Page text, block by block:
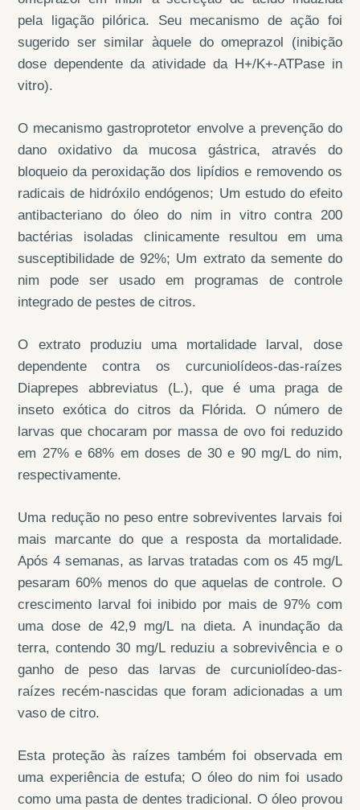
pela ligação pilórica. Seu mecanismo de ação foi
sugerido ser similar àquele do omeprazol (inibição
dose dependente da atividade da H+/K+-ATPase in
vitro).
O mecanismo gastroprotetor envolve a prevenção do
dano oxidativo da mucosa gástrica, através do
bloqueio da peroxidação dos lipídios e removendo os
radicais de hidróxilo endógenos; Um estudo do efeito
antibacteriano do óleo do nim in vitro contra 200
bactérias isoladas clinicamente resultou em uma
susceptibilidade de 92%; Um extrato da semente do
nim pode ser usado em programas de controle
integrado de pestes de citros.
O extrato produziu uma mortalidade larval, dose
dependente contra os curcuniolídeos-das-raízes
Diaprepes abbreviatus (L.), que é uma praga de
inseto exótica do citros da Flórida. O número de
larvas que chocaram por massa de ovo foi reduzido
em 27% e 68% em doses de 30 e 90 mg/L do nim,
respectivamente.
Uma redução no peso entre sobreviventes larvais foi
mais marcante do que a resposta da mortalidade.
Após 4 semanas, as larvas tratadas com os 45 mg/L
pesaram 60% menos do que aquelas de controle. O
crescimento larval foi inibido por mais de 97% com
uma dose de 42,9 mg/L na dieta. A inundação da
terra, contendo 30 mg/L reduziu a sobrevivência e o
ganho de peso das larvas de curcuniolídeo-das-
raízes recém-nascidas que foram adicionadas a um
vaso de citro.
Esta proteção às raízes também foi observada em
uma experiência de estufa; O óleo do nim foi usado
como uma pasta de dentes tradicional. O óleo provou